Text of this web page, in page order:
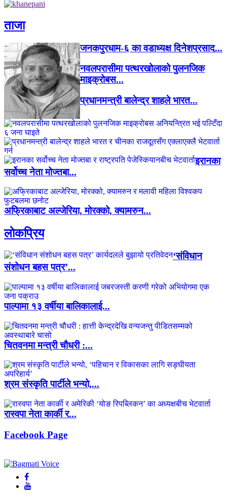
ताजा
जनकपुरधाम-६ का वडाध्यक्ष दिनेशप्रसाद...
नवलपरासीमा पत्थरखोलाको पुलनजिक
माइक्रोबस...
प्रधानमन्त्री बालेन्द्र शाहले भारत...
इरानका
सर्वोच्च नेता मोज्तबा...
अफ्रिकाबाट अल्जेरिया, मोरक्को, क्यामरुन...
लाेकप्रिय
‘संविधान
संशोधन बहस पत्र’...
पाल्पामा १३ वर्षीया बालिकालाई...
चितवनमा मन्त्री चौधरी :...
श्रम संस्कृति पार्टीले भन्यो,...
रास्वपा नेता कार्की र...
Facebook Page